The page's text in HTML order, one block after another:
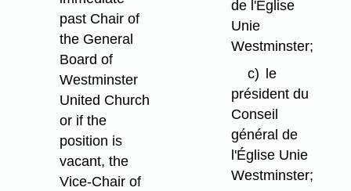
past Chair of
the General
Board of
Westminster
United Church
or if the
position is
vacant, the
Vice-Chair of
de l'Église
Unie
Westminster;
c) le
président du
Conseil
général de
l'Église Unie
Westminster;